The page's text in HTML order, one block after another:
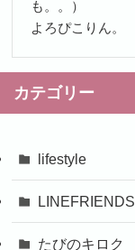
も。。）
よろぴこりん。
カテゴリー
lifestyle
LINEFRIENDS
たびのキロク